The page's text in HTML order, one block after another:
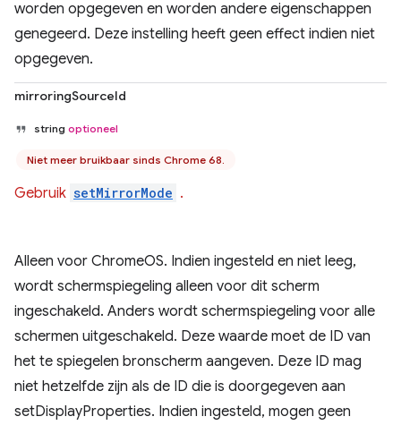
worden opgegeven en worden andere eigenschappen
genegeerd. Deze instelling heeft geen effect indien niet
opgegeven.
mirroringSourceId
string optioneel
Niet meer bruikbaar sinds Chrome 68.
Gebruik setMirrorMode .
Alleen voor ChromeOS. Indien ingesteld en niet leeg,
wordt schermspiegeling alleen voor dit scherm
ingeschakeld. Anders wordt schermspiegeling voor alle
schermen uitgeschakeld. Deze waarde moet de ID van
het te spiegelen bronscherm aangeven. Deze ID mag
niet hetzelfde zijn als de ID die is doorgegeven aan
setDisplayProperties. Indien ingesteld, mogen geen